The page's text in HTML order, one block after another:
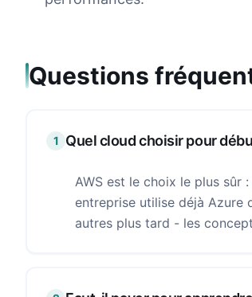
Questions
1 Quel cloud choisir pour
AWS est le choix le plus sûr
entreprise utilise déjà Azure
autres plus tard - les